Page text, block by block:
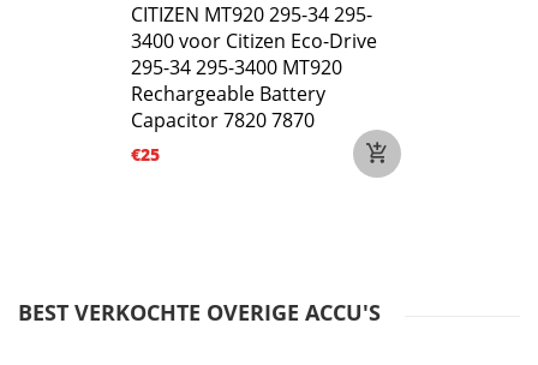
CITIZEN MT920 295-34 295-
3400 voor Citizen Eco-Drive
295-34 295-3400 MT920
Rechargeable Battery
Capacitor 7820 7870
€25
BEST VERKOCHTE OVERIGE ACCU'S